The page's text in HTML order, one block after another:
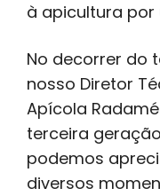
à apicultura por
No decorrer do
nosso Diretor
Apícola
terceira
podemos
diversos